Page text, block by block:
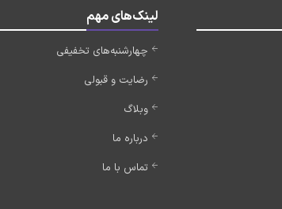
لینک‌های مهم
چهارشنبه‌های تخفیفی
رضایت و قبولی
وبلاگ
درباره ما
تماس با ما